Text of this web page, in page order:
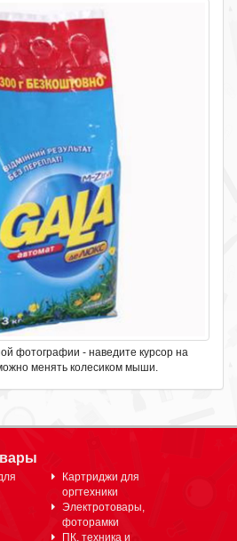
фотографии - наведите курсор на
менять колесиком мыши.
Картриджи для
оргтехники
Электротовары,
фоторамки
ПК, техника и